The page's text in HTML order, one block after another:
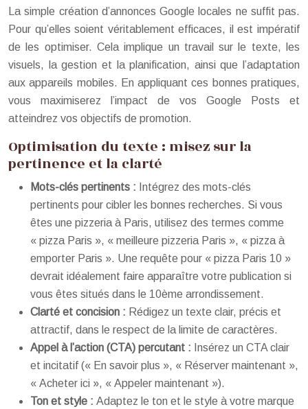
La simple création d’annonces Google locales ne suffit pas.
Pour qu’elles soient véritablement efficaces, il est impératif
de les optimiser. Cela implique un travail sur le texte, les
visuels, la gestion et la planification, ainsi que l’adaptation
aux appareils mobiles. En appliquant ces bonnes pratiques,
vous maximiserez l’impact de vos Google Posts et
atteindrez vos objectifs de promotion.
Optimisation du texte : misez sur la
pertinence et la clarté
Mots-clés pertinents : Intégrez des mots-clés
pertinents pour cibler les bonnes recherches. Si vous
êtes une pizzeria à Paris, utilisez des termes comme
« pizza Paris », « meilleure pizzeria Paris », « pizza à
emporter Paris ». Une requête pour « pizza Paris 10 »
devrait idéalement faire apparaître votre publication si
vous êtes situés dans le 10ème arrondissement.
Clarté et concision : Rédigez un texte clair, précis et
attractif, dans le respect de la limite de caractères.
Appel à l’action (CTA) percutant : Insérez un CTA clair
et incitatif (« En savoir plus », « Réserver maintenant »,
« Acheter ici », « Appeler maintenant »).
Ton et style : Adaptez le ton et le style à votre marque